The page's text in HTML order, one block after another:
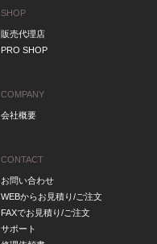
SHOP
販売代理店
PRO SHOP
COMPANY
会社概要
CONTACT
お問い合わせ
WEBからお見積り/ご注文
FAXでお見積り/ご注文
サポート